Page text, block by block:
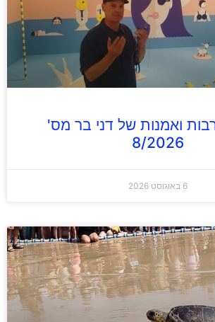
ואמנות של דני בר מס'
8/2026
6 באוגוסט 2026